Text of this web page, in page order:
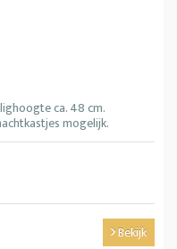
ca. 48 cm.
mogelijk.
Bekijk